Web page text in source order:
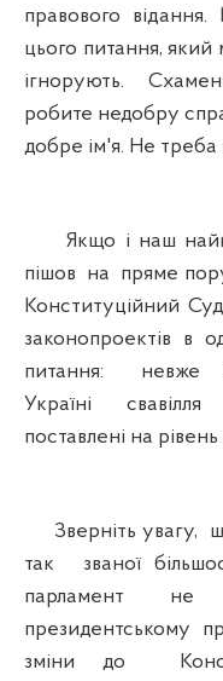
правового
цього питання,
ігнорують.
робите недобру
добре ім'я. Не
Якщо і наш
пішов на пряме
Конституційний
законопроектів в
питання: невже
Україні
поставлені на
Зверніть увагу,
так званої
парламент не
президентському
зміни до